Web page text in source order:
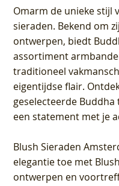
Omarm de unieke stijl
sieraden. Bekend om
ontwerpen, biedt
assortiment
traditioneel
eigentijdse flair.
geselecteerde
een statement met je
Blush Sieraden
elegantie toe met
ontwerpen en